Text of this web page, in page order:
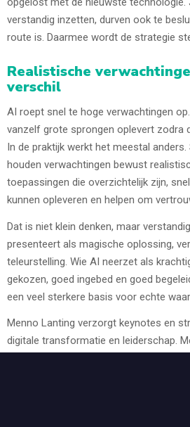
verstandig inzetten, durven ook te
route is. Daarmee wordt de strategie
Realistische
verschil
AI roept snel te hoge verwachtingen
vanzelf grote sprongen oplevert zodra
In de praktijk werkt het meestal
houden verwachtingen bewust
toepassingen die overzichtelijk zijn,
kunnen opleveren en helpen om
Dat is niet klein denken, maar
presenteert als magische oplossing,
teleurstelling. Wie AI neerzet als
gekozen, goed ingebed en goed
een veel sterkere basis voor echte
Menno Lanting verzorgt keynotes en
digitale transformatie en leiderschap.